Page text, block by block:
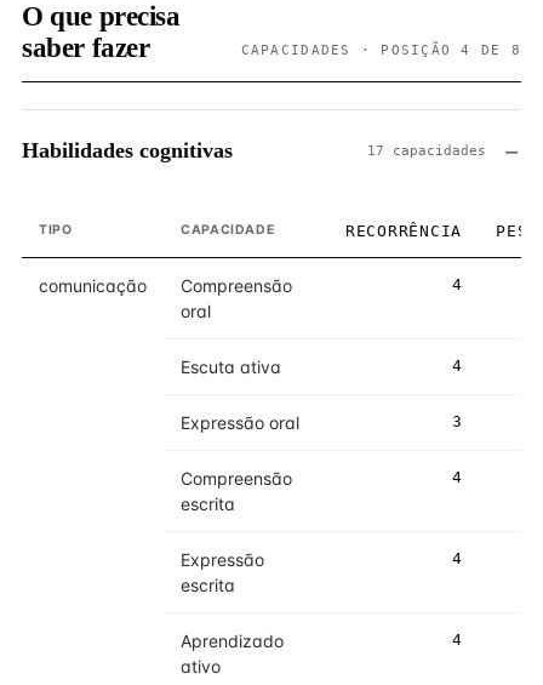
O que precisa
saber fazer
CAPACIDADES · POSIÇÃO 4 DE 8
Habilidades cognitivas 17 capacidades
TIPO CAPACIDADE RECORRÊNCIA PESO
comunicação
Compreensão
oral
4
Escuta ativa 4
Expressão oral 3
Compreensão
escrita
4
Expressão
escrita
4
Aprendizado
ativo
4